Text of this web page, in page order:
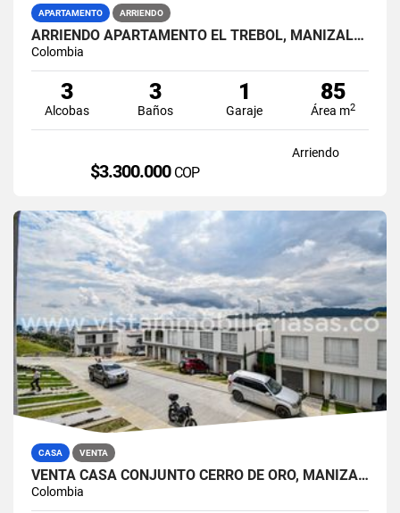
APARTAMENTO ARRIENDO
ARRIENDO APARTAMENTO EL TREBOL, MANIZALES
Colombia
3
Alcobas
3
Baños
1
Garaje
85
Área m2
Arriendo
$3.300.000 COP
CASA VENTA
VENTA CASA CONJUNTO CERRO DE ORO, MANIZALES
Colombia